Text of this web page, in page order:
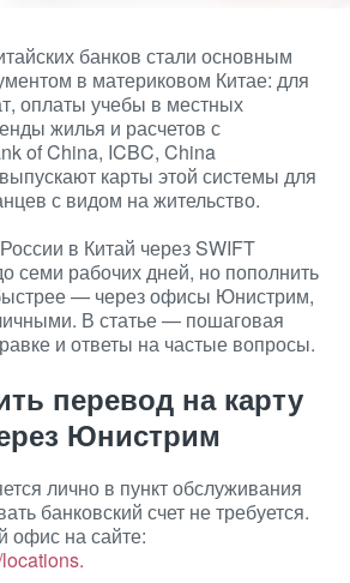
банков стали основным
в материковом Китае: для
оплаты учебы в местных
жилья и расчетов с
of China, ICBC, China
карты этой системы для
с видом на жительство.
в Китай через SWIFT
семи рабочих дней, но пополнить
— через офисы Юнистрим,
В статье — пошаговая
и ответы на частые вопросы.
перевод на карту
Юнистрим
лично в пункт обслуживания
банковский счет не требуется.
офис на сайте: